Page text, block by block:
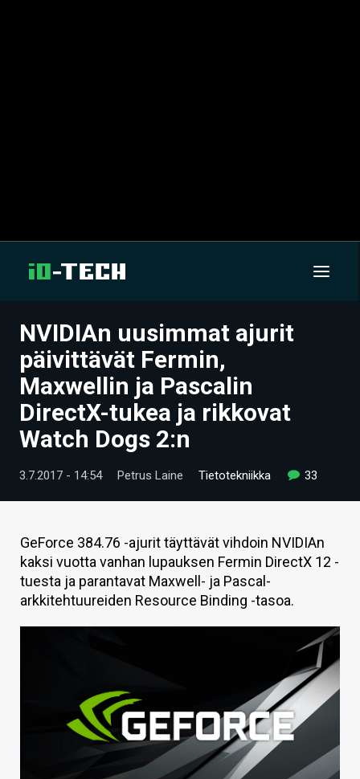
UUTISET
ARTIKKELIT
VIDEOT
TECHBBS
TIETOA
KAUPPA
VAIHDA TEEMA
NVIDIAn uusimmat ajurit
päivittävät Fermin,
Maxwellin ja Pascalin
DirectX-tukea ja rikkovat
Watch Dogs 2:n
3.7.2017 - 14:54 Petrus Laine Tietotekniikka 33
GeForce 384.76 -ajurit täyttävät vihdoin NVIDIAn
kaksi vuotta vanhan lupauksen Fermin DirectX 12 -
tuesta ja parantavat Maxwell- ja Pascal-
arkkitehtuureiden Resource Binding -tasoa.